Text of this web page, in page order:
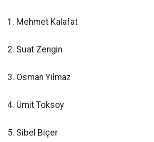
1. Mehmet Kalafat
2. Suat Zengin
3. Osman Yılmaz
4. Ümit Toksoy
5. Sibel Biçer